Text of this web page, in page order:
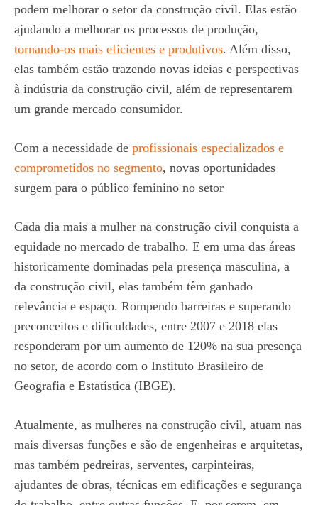
podem melhorar o setor da construção civil. Elas estão
ajudando a melhorar os processos de produção,
tornando-os mais eficientes e produtivos. Além disso,
elas também estão trazendo novas ideias e perspectivas
à indústria da construção civil, além de representarem
um grande mercado consumidor.
Com a necessidade de profissionais especializados e
comprometidos no segmento, novas oportunidades
surgem para o público feminino no setor
Cada dia mais a mulher na construção civil conquista a
equidade no mercado de trabalho. E em uma das áreas
historicamente dominadas pela presença masculina, a
da construção civil, elas também têm ganhado
relevância e espaço. Rompendo barreiras e superando
preconceitos e dificuldades, entre 2007 e 2018 elas
responderam por um aumento de 120% na sua presença
no setor, de acordo com o Instituto Brasileiro de
Geografia e Estatística (IBGE).
Atualmente, as mulheres na construção civil, atuam nas
mais diversas funções e são de engenheiras e arquitetas,
mas também pedreiras, serventes, carpinteiras,
ajudantes de obras, técnicas em edificações e segurança